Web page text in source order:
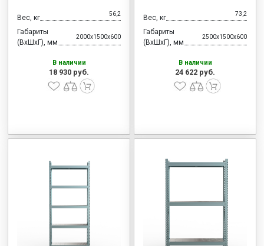
Вес, кг 56,2
Габариты
(ВхШхГ), мм
2000x1500x600
В наличии
18 930 руб.
Вес, кг 73,2
Габариты
(ВхШхГ), мм
2500x1500x600
В наличии
24 622 руб.